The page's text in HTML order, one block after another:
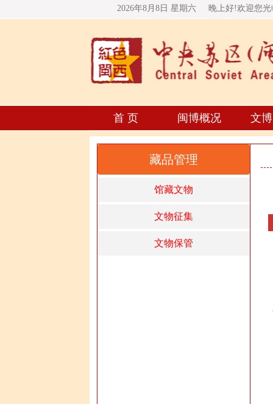
2026年8月8日 星期六 晚上好!欢迎您
首 页 闽博概况 文
藏品管理
馆藏文物
文物征集
文物保管